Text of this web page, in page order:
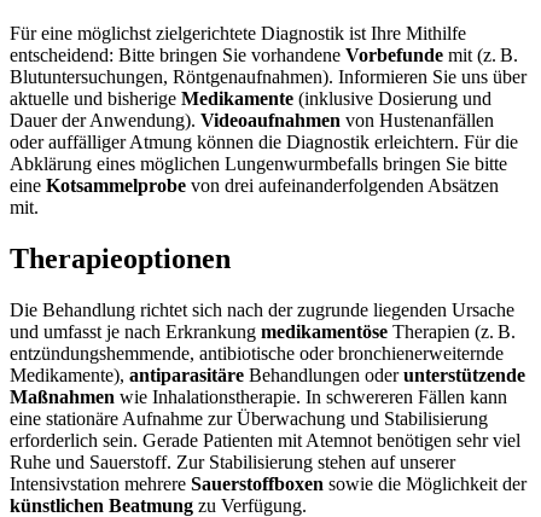
Für eine möglichst zielgerichtete Diagnostik ist Ihre Mithilfe
entscheidend: Bitte bringen Sie vorhandene Vorbefunde mit (z. B.
Blutuntersuchungen, Röntgenaufnahmen). Informieren Sie uns über
aktuelle und bisherige Medikamente (inklusive Dosierung und
Dauer der Anwendung). Videoaufnahmen von Hustenanfällen
oder auffälliger Atmung können die Diagnostik erleichtern. Für die
Abklärung eines möglichen Lungenwurmbefalls bringen Sie bitte
eine Kotsammelprobe von drei aufeinanderfolgenden Absätzen
mit.
Therapieoptionen
Die Behandlung richtet sich nach der zugrunde liegenden Ursache
und umfasst je nach Erkrankung medikamentöse Therapien (z. B.
entzündungshemmende, antibiotische oder bronchienerweiternde
Medikamente), antiparasitäre Behandlungen oderunterstützende
Maßnahmen wie Inhalationstherapie. In schwereren Fällen kann
eine stationäre Aufnahme zur Überwachung und Stabilisierung
erforderlich sein. Gerade Patienten mit Atemnot benötigen sehr viel
Ruhe und Sauerstoff. Zur Stabilisierung stehen auf unserer
Intensivstation mehrere Sauerstoffboxen sowie die Möglichkeit der
künstlichen Beatmung zu Verfügung.